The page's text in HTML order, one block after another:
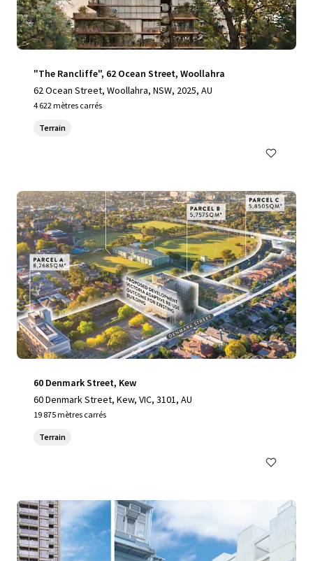
"The Rancliffe", 62 Ocean Street, Woollahra
62 Ocean Street, Woollahra, NSW, 2025, AU
4 622 mètres carrés
Terrain
60 Denmark Street, Kew
60 Denmark Street, Kew, VIC, 3101, AU
19 875 mètres carrés
Terrain